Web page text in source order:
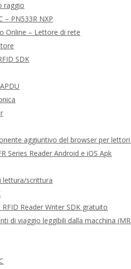
raggio
– PN533R NXP
Online – Lettore di rete
SDK
aggiuntivo del browser per lettori
Series Reader Android e iOS Apk
lettura/scrittura
Reader Writer SDK gratuito
di viaggio leggibili dalla macchina